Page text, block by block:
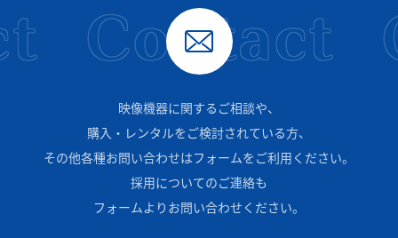
Contact
映像機器に関するご相談や、
購入・レンタルをご検討されている方、
その他各種お問い合わせはフォームをご利用ください。
採用についてのご連絡も
フォームよりお問い合わせください。